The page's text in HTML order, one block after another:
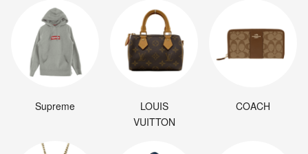
Supreme
LOUIS
VUITTON
COACH